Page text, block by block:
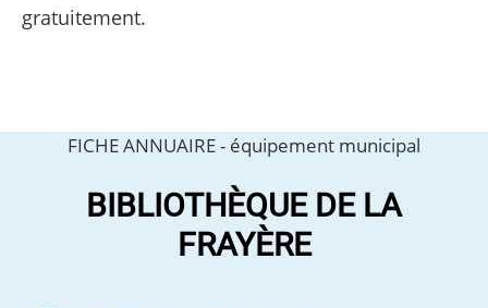
gratuitement.
FICHE ANNUAIRE - équipement municipal
BIBLIOTHÈQUE DE LA
FRAYÈRE